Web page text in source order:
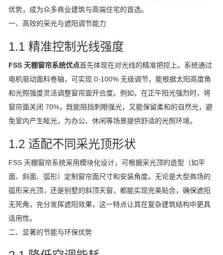
优势，成为众多商业建筑与高端住宅的首选。
一、高效的采光与遮阳调节能力
1.1 精准控制光线强度
FSS 天棚窗帘系统优点首先体现在对光线的精准把控上。系统通过
电机驱动面料卷轴，可实现 0-100% 无级调节，能根据太阳高度角
和光照强度灵活调整窗帘面开合度。例如，在正午阳光强烈时，将
窗帘面关闭 70%，既能阻挡刺眼强光，又能保留柔和的自然光，避
免室内产生眩光，为办公、休闲等场景提供舒适的光照环境。
1.2 适配不同采光顶形状
FSS 天棚窗帘系统采用模块化设计，可根据采光顶的造型（如平
面、斜面、弧形）定制窗帘面尺寸和安装角度。无论是大型商场的
弧形采光顶，还是别墅的斜顶天窗，都能实现完美贴合，确保遮阳
无死角，充分发挥遮阳效果，这一特点让其在复杂建筑结构中更具
适用性。
二、显著的节能与环保优势